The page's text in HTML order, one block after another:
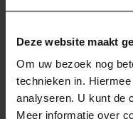
Deze website maakt
Om uw bezoek nog
technieken in.
analyseren. U kunt de
Meer informatie over